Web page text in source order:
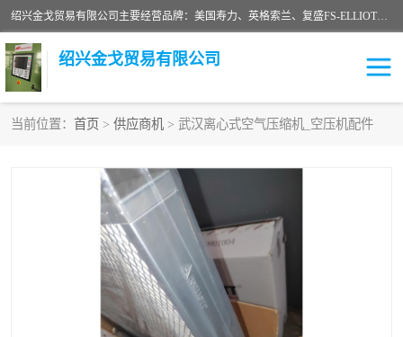
绍兴金戈贸易有限公司主要经营品牌：美国寿力、英格索兰、复盛FS-ELLIOTT，库伯COOPER、阿特拉斯等品牌空压机及配件销售；承接全厂空气压缩机管理、维护保养；节能改造；气体干燥机销售、维护、维修、保养。销售各种品牌空压机空气滤芯、油滤芯、油气分离器；精密过滤器滤芯；除油雾滤芯；抽真空滤芯，消音器，疏水器。劳务承接：全厂空压机维修保养工程，安装工程；移机或汰换工程；节能改造工程等。
绍兴金戈贸易有限公司
当前位置： 首页 > 供应商机 > 武汉离心式空气压缩机_空压机配件
中车鼓风机 闽台富源特种陶瓷
美国寿力空压机零部件 英格索兰离心机空滤芯
英格索兰COOPER离心机 库伯卡麦隆离心机零件